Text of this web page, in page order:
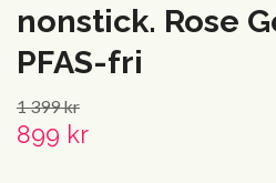
nonstick. Rose
PFAS-fri
1 399 kr
899 kr